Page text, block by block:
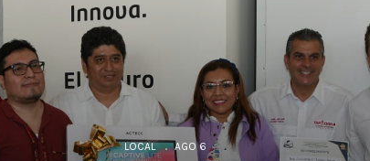
LOCAL AGO 6